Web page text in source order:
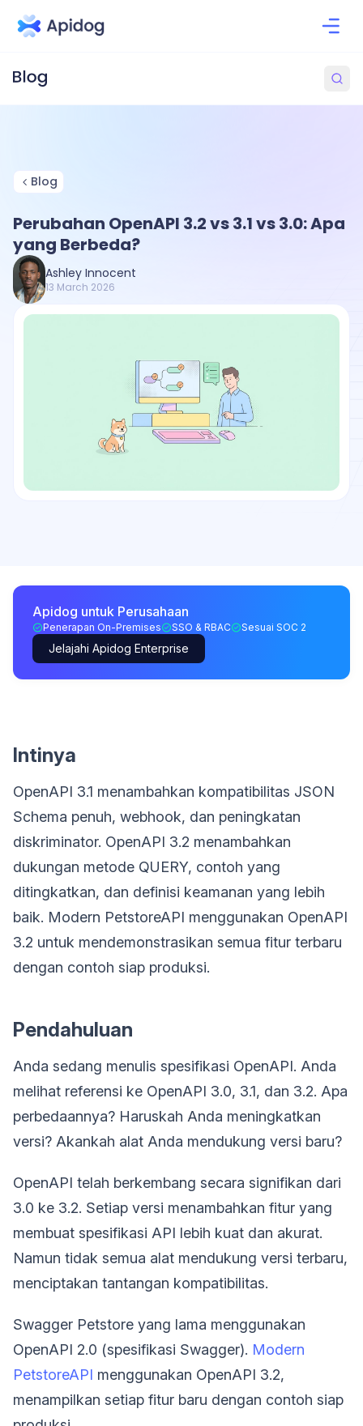
Blog
Perubahan OpenAPI 3.2 vs 3.1 vs 3.0: Apa
yang Berbeda?
Ashley Innocent
13 March 2026
Apidog untuk Perusahaan
Penerapan On-Premises SSO & RBAC Sesuai SOC 2
Jelajahi Apidog Enterprise
Intinya
OpenAPI 3.1 menambahkan kompatibilitas JSON
Schema penuh, webhook, dan peningkatan
diskriminator. OpenAPI 3.2 menambahkan
dukungan metode QUERY, contoh yang
ditingkatkan, dan definisi keamanan yang lebih
baik. Modern PetstoreAPI menggunakan OpenAPI
3.2 untuk mendemonstrasikan semua fitur terbaru
dengan contoh siap produksi.
Pendahuluan
Anda sedang menulis spesifikasi OpenAPI. Anda
melihat referensi ke OpenAPI 3.0, 3.1, dan 3.2. Apa
perbedaannya? Haruskah Anda meningkatkan
versi? Akankah alat Anda mendukung versi baru?
OpenAPI telah berkembang secara signifikan dari
3.0 ke 3.2. Setiap versi menambahkan fitur yang
membuat spesifikasi API lebih kuat dan akurat.
Namun tidak semua alat mendukung versi terbaru,
menciptakan tantangan kompatibilitas.
Swagger Petstore yang lama menggunakan
OpenAPI 2.0 (spesifikasi Swagger). Modern
PetstoreAPI menggunakan OpenAPI 3.2,
menampilkan setiap fitur baru dengan contoh siap